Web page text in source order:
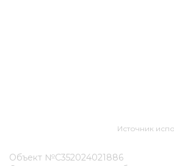
Источник
Объект №С352024021886